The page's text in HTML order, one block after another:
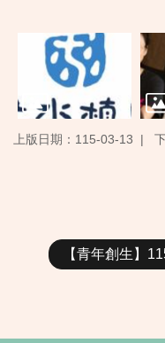
上版日期：115-03-13
【青年創生】